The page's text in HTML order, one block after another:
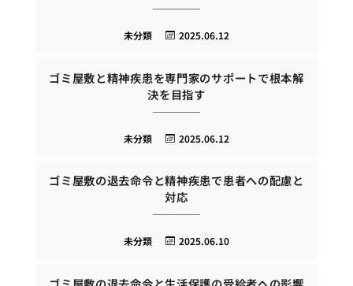
2025.06.12
未分類
ゴミ屋敷と精神疾患を専門家のサポートで根本解
決を目指す
2025.06.12
未分類
ゴミ屋敷の退去命令と精神疾患で患者への配慮と
対応
2025.06.10
未分類